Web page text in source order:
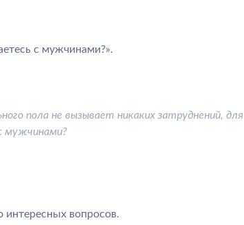
с мужчинами?».
пола не вызывает никаких затруднений, для
мужчинами?
интересных вопросов.